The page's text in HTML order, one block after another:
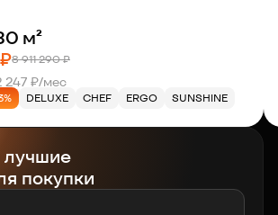
м²
8 911 290 ₽
247 ₽/мес
DELUXE CHEF ERGO SUNSHINE
покупки